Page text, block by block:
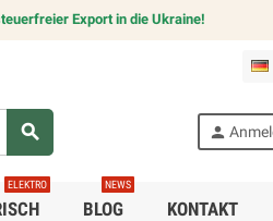
Export in die Ukraine!
search person
ELEKTRO
BLOG
NEWS
KONTAKT